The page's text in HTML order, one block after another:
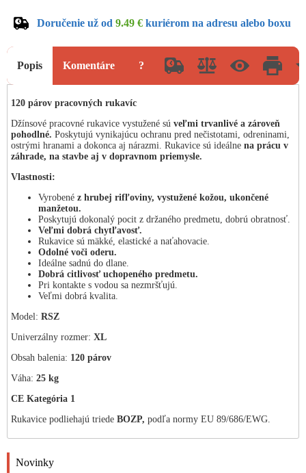
Doručenie už od 9.49 € kuriérom na adresu alebo boxu
Popis Komentáre ?
120 párov pracovných rukavíc
Džínsové pracovné rukavice vystužené sú veľmi trvanlivé a zároveň
pohodlné. Poskytujú vynikajúcu ochranu pred nečistotami, odreninami,
ostrými hranami a dokonca aj nárazmi. Rukavice sú ideálne na prácu v
záhrade, na stavbe aj v dopravnom priemysle.
Vlastnosti:
Vyrobené z hrubej rifľoviny, vystužené kožou, ukončené
manžetou.
Poskytujú dokonalý pocit z držaného predmetu, dobrú obratnosť.
Veľmi dobrá chytľavosť.
Rukavice sú mäkké, elastické a naťahovacie.
Odolné voči oderu.
Ideálne sadnú do dlane.
Dobrá citlivosť uchopeného predmetu.
Pri kontakte s vodou sa nezmršťujú.
Veľmi dobrá kvalita.
Model: RSZ
Univerzálny rozmer: XL
Obsah balenia: 120 párov
Váha: 25 kg
CE Kategória 1
Rukavice podliehajú triede BOZP, podľa normy EU 89/686/EWG.
Novinky